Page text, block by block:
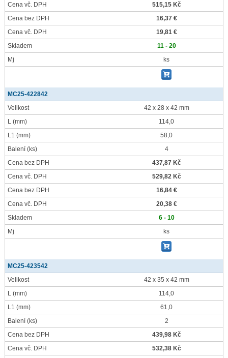
Cena vč. DPH
515,15 Kč
Cena bez DPH
16,37 €
Cena vč. DPH
19,81 €
Skladem
11 - 20
Mj
ks
MC25-422842
Velikost
42 x 28 x 42 mm
L (mm)
114,0
L1 (mm)
58,0
Balení (ks)
4
Cena bez DPH
437,87 Kč
Cena vč. DPH
529,82 Kč
Cena bez DPH
16,84 €
Cena vč. DPH
20,38 €
Skladem
6 - 10
Mj
ks
MC25-423542
Velikost
42 x 35 x 42 mm
L (mm)
114,0
L1 (mm)
61,0
Balení (ks)
2
Cena bez DPH
439,98 Kč
Cena vč. DPH
532,38 Kč